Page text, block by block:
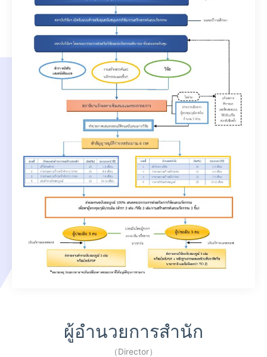
ผู้อำนวยการสำนัก
（Director）